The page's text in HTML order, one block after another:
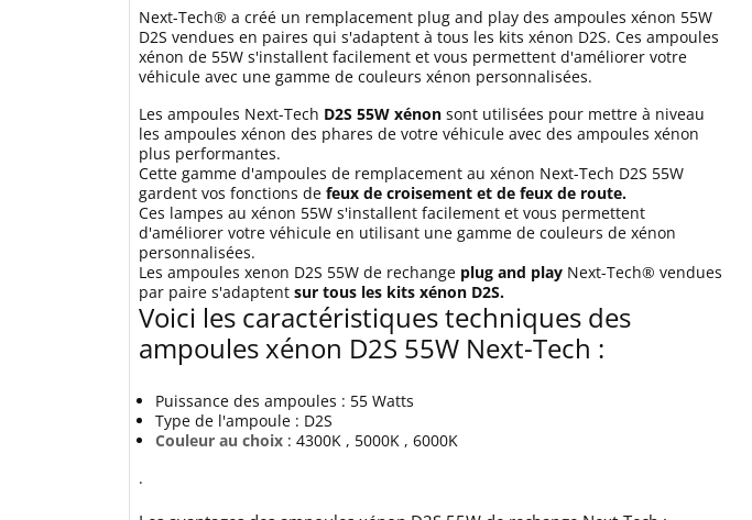
Next-Tech® a créé un remplacement plug and play des ampoules xénon 55W
D2S vendues en paires qui s'adaptent à tous les kits xénon D2S. Ces ampoules
xénon de 55W s'installent facilement et vous permettent d'améliorer votre
véhicule avec une gamme de couleurs xénon personnalisées.
Les ampoules Next-Tech D2S 55W xénon sont utilisées pour mettre à niveau
les ampoules xénon des phares de votre véhicule avec des ampoules xénon
plus performantes.
Cette gamme d'ampoules de remplacement au xénon Next-Tech D2S 55W
gardent vos fonctions de feux de croisement et de feux de route.
Ces lampes au xénon 55W s'installent facilement et vous permettent
d'améliorer votre véhicule en utilisant une gamme de couleurs de xénon
personnalisées.
Les ampoules xenon D2S 55W de rechange plug and play Next-Tech® vendues
par paire s'adaptent sur tous les kits xénon D2S.
Voici les caractéristiques techniques des
ampoules xénon D2S 55W Next-Tech :
Puissance des ampoules : 55 Watts
Type de l'ampoule : D2S
Couleur au choix : 4300K , 5000K , 6000K
.